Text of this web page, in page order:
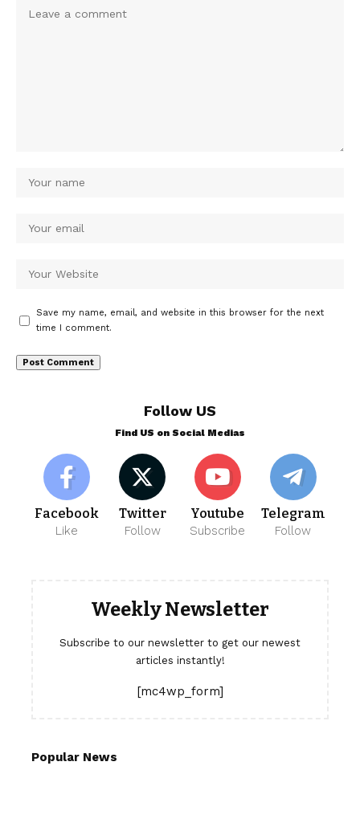
Save my name, email, and website in this browser for the next
time I comment.
Follow US
Find US on Social Medias
Facebook
Like
Twitter
Follow
Youtube
Subscribe
Telegram
Follow
Weekly Newsletter
Subscribe to our newsletter to get our newest
articles instantly!
[mc4wp_form]
Popular News